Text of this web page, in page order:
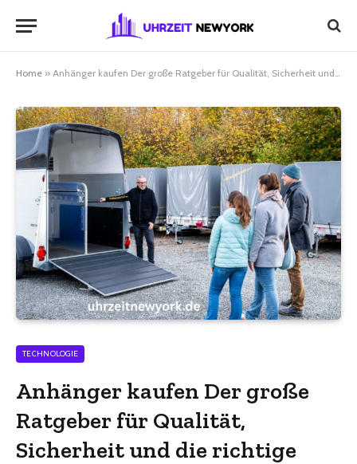
Home » Anhänger kaufen Der große Ratgeber für Qualität, Sicherheit und die richtige Entscheidung
TECHNOLOGIE
Anhänger kaufen Der große
Ratgeber für Qualität,
Sicherheit und die richtige